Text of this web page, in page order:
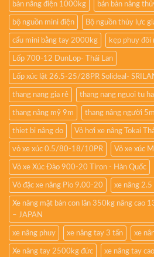
bàn nâng điện 1000kg bán bàn nâng
bộ nguồn mini điện Bộ nguồn thủy lực
cẩu mini bằng tay 2000kg kẹp phuy đôi
Lốp 700-12 DunLop- Thái Lan
Lốp xúc lật 26.5-25/28PR Solideal-
thang nang gia rẻ thang nang nguoi tu
thang nâng mỹ 9m thang nâng người 5m
thiet bi nâng do Vỏ hơi xe nâng Tokai
vỏ xe xúc 0.5/80-18/10PR Vỏ xe xúc
Vỏ xe Xúc Đào 900-20 Tiron - Hàn Quốc
Vỏ đặc xe nâng Pio 9.00-20 xe nâng 2.5
Xe nâng mặt bàn con lăn 350kg nâng cao
– JAPAN
xe nâng phuy xe nâng tay 3 tấn xe
Xe nâng tay 2500kg đức xe nâng tay cao